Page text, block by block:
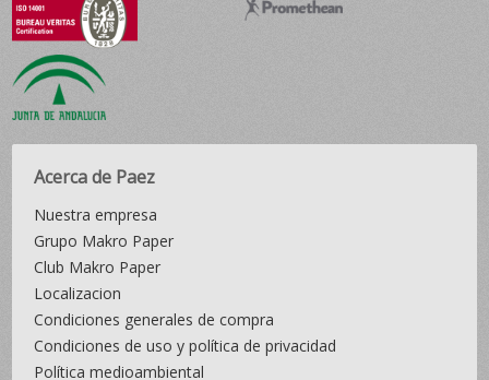
Acerca de Paez
Nuestra empresa
Grupo Makro Paper
Club Makro Paper
Localizacion
Condiciones generales de compra
Condiciones de uso y política de privacidad
Política medioambiental